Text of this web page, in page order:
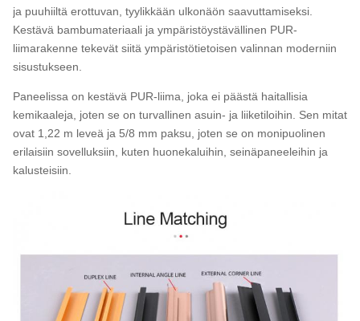
ja puuhiiltä erottuvan, tyylikkään ulkonäön saavuttamiseksi.
Kestävä bambumateriaali ja ympäristöystävällinen PUR-
liimarakenne tekevät siitä ympäristötietoisen valinnan moderniin
sisustukseen.
Paneelissa on kestävä PUR-liima, joka ei päästä haitallisia
kemikaaleja, joten se on turvallinen asuin- ja liiketiloihin. Sen mitat
ovat 1,22 m leveä ja 5/8 mm paksu, joten se on monipuolinen
erilaisiin sovelluksiin, kuten huonekaluihin, seinäpaneeleihin ja
kalusteisiin.